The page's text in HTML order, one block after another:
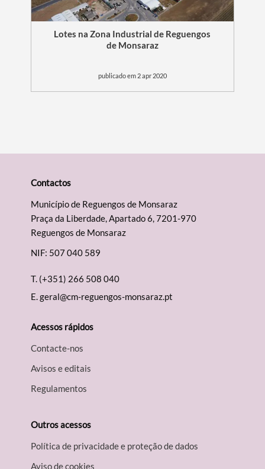
Lotes na Zona Industrial de Reguengos
de Monsaraz
publicado em 2 apr 2020
Contactos
Município de Reguengos de Monsaraz
Praça da Liberdade, Apartado 6, 7201-970
Reguengos de Monsaraz
NIF: 507 040 589
T. (+351) 266 508 040
E.geral@cm-reguengos-monsaraz.pt
Acessos rápidos
Contacte-nos
Avisos e editais
Regulamentos
Outros acessos
Política de privacidade e proteção de dados
Aviso de cookies